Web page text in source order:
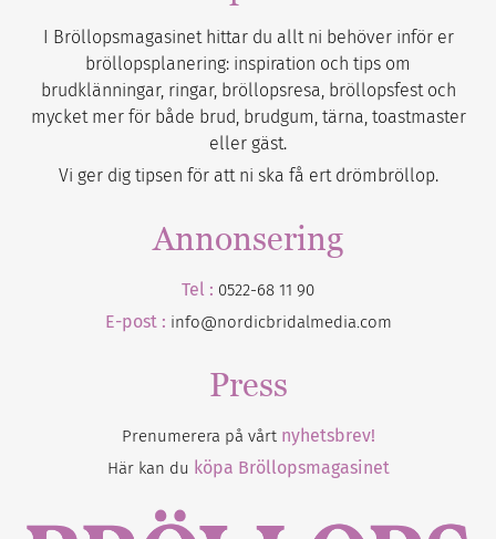
I Bröllopsmagasinet hittar du allt ni behöver inför er
bröllopsplanering: inspiration och tips om
brudklänningar, ringar, bröllopsresa, bröllopsfest och
mycket mer för både brud, brudgum, tärna, toastmaster
eller gäst.
Vi ger dig tipsen för att ni ska få ert drömbröllop.
Annonsering
Tel : 0522-68 11 90
E-post : info@nordicbridalmedia.com
Press
Prenumerera på vårt nyhetsbrev!
Här kan du köpa Bröllopsmagasinet